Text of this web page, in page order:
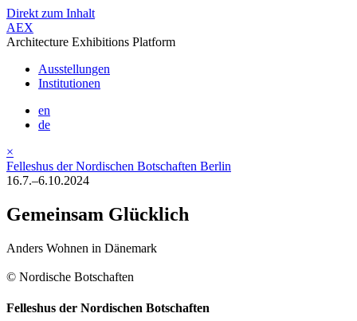
Direkt zum Inhalt
AEX
Architecture Exhibitions Platform
Ausstellungen
Institutionen
en
de
×
Felleshus der Nordischen Botschaften Berlin
16.7.–6.10.2024
Gemeinsam Glücklich
Anders Wohnen in Dänemark
© Nordische Botschaften
Felleshus der Nordischen Botschaften